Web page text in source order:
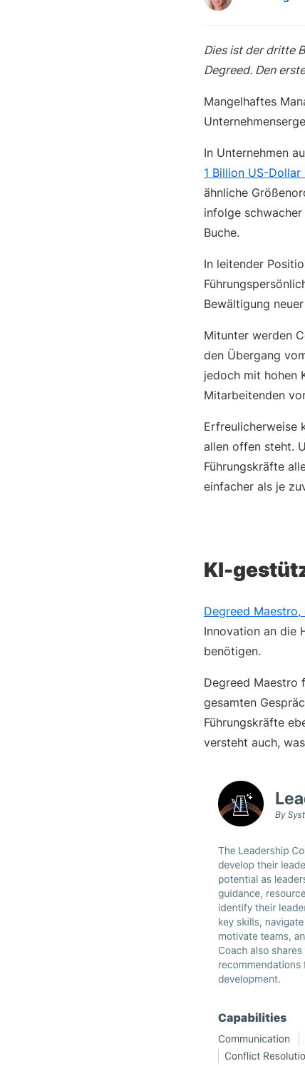
Dies ist der dritte
Degreed. Den
Mangelhaftes
In Unternehmen
1 Billion US-
ähnliche
infolge
Buche.
In leitender
Bewältigung
Mitunter werden
den Übergang
jedoch mit hohen
Mitarbeitenden
Erfreulicherweise
allen offen steht.
Führungskräfte
einfacher als je
KI-
Degreed
Innovation an die
benötigen.
Degreed Maestro
gesamten
Führungskräfte
versteht auch,